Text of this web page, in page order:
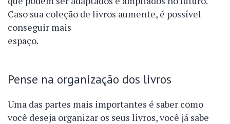
Caso sua coleção de livros aumente, é possível
conseguir mais
Pense na organização dos livros
Uma das partes mais importantes é saber como
você deseja organizar os seus livros, você já sabe